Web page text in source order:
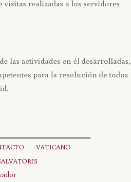
realizadas a los servidores
las actividades en él desarrolladas,
para la resolución de todos
VATICANO